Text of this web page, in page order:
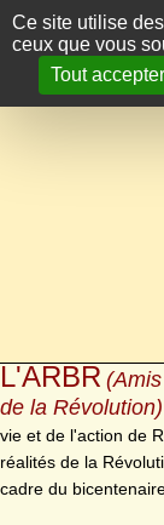
Panneau de gestion
Ce site utilise
ceux que vous
Tout accepter
L'ARBR
de la Révolution)
vie et de l'action de
réalités de la
cadre du